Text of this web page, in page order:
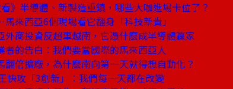
》半導體、新製造重鎮，哪些大咖進場卡位了？
來西亞6個現場看它翻身「科技新貴」
外商投資反超車越南，它憑什麼成半導體贏家
的告白：我們要當國際的馬來西亞人
翻倍擴廠，為什麼南向第一天就得想自動化？
快攻「3創新」：我們每一天都在改變